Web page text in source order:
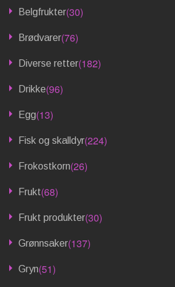
Belgfrukter(30)
Brødvarer(76)
Diverse retter(182)
Drikke(96)
Egg(13)
Fisk og skalldyr(224)
Frokostkorn(26)
Frukt(68)
Frukt produkter(30)
Grønnsaker(137)
Gryn(51)